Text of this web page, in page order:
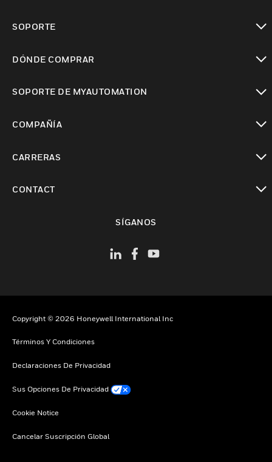
SOPORTE
DÓNDE COMPRAR
SOPORTE DE MYAUTOMATION
COMPAÑÍA
CARRERAS
CONTACT
SÍGANOS
Copyright © 2026 Honeywell International Inc
Términos Y Condiciones
Declaraciones De Privacidad
Sus Opciones De Privacidad
Cookie Notice
Cancelar Suscripción Global